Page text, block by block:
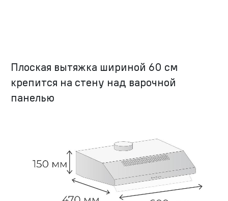
Плоская вытяжка шириной 60 см
крепится на стену над варочной
панелью